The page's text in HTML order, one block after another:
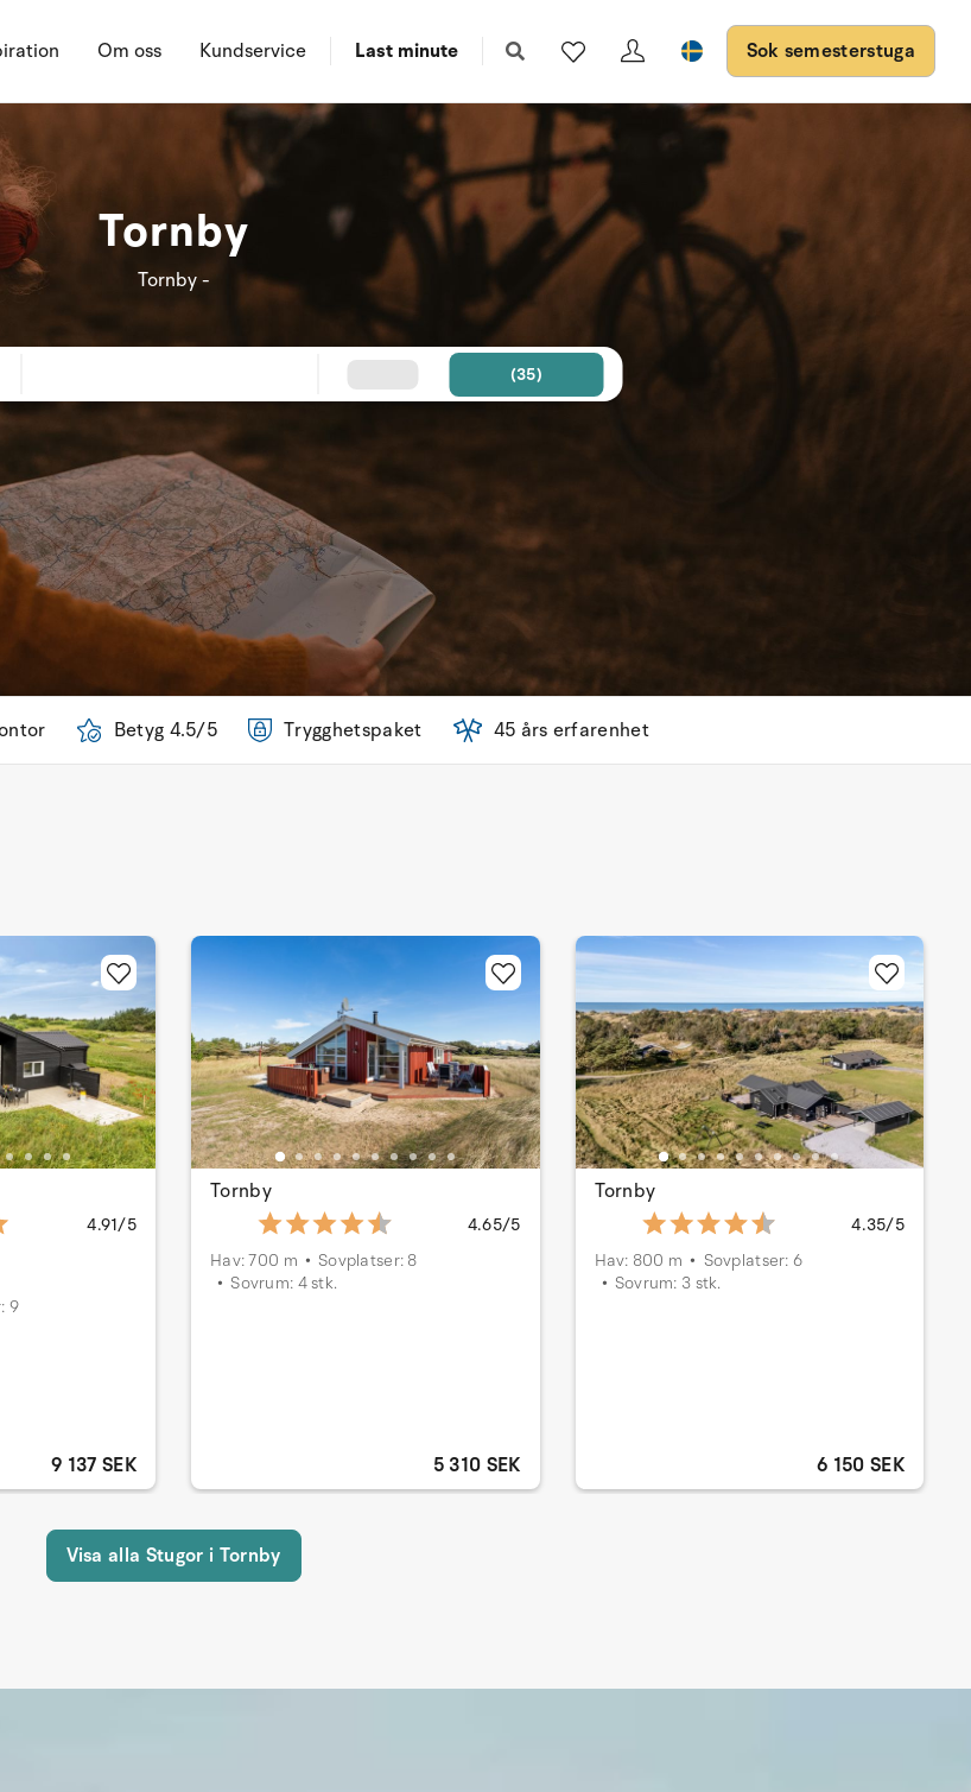
Om oss Kundservice Last minute Sok semesterstuga
(35)
Tornby
Tornby -
Betyg 4.5/5 Trygghetspaket 45 års erfarenhet
4.91/5
9
9 137 SEK
Tornby
4.65/5
Hav: 700 m
Sovplatser: 8
Sovrum: 4 stk.
5 310 SEK
Tornby
4.35/5
Hav: 800 m
Sovplatser: 6
Sovrum: 3 stk.
6 150 SEK
Visa alla Stugor i Tornby